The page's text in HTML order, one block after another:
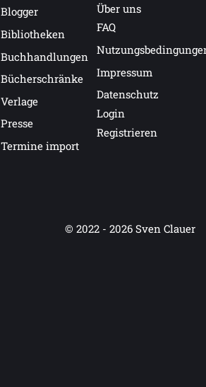
Blogger
Bibliotheken
Buchhandlungen
Bücherschränke
Verlage
Presse
Termine import
Über uns
FAQ
Impressum
Datenschutz
Login
Registrieren
© 2022 - 2026 Sven Clauer